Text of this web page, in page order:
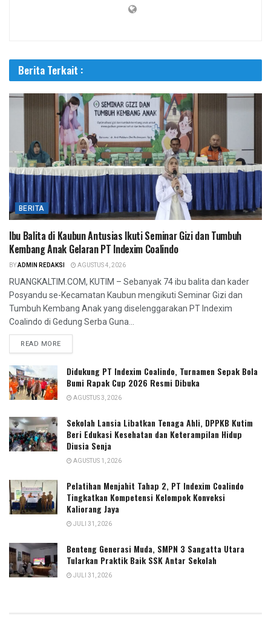
Berita Terkait :
BERITA
Ibu Balita di Kaubun Antusias Ikuti Seminar Gizi dan Tumbuh
Kembang Anak Gelaran PT Indexim Coalindo
BYADMIN REDAKSI AGUSTUS 4, 2026
RUANGKALTIM.COM, KUTIM – Sebanyak 74 ibu balita dan kader
Posyandu se-Kecamatan Kaubun mengikuti Seminar Gizi dan
Tumbuh Kembang Anak yang diselenggarakan PT Indexim
Coalindo di Gedung Serba Guna...
READ MORE
Didukung PT Indexim Coalindo, Turnamen Sepak Bola
Bumi Rapak Cup 2026 Resmi Dibuka
AGUSTUS 3, 2026
Sekolah Lansia Libatkan Tenaga Ahli, DPPKB Kutim
Beri Edukasi Kesehatan dan Keterampilan Hidup
Diusia Senja
AGUSTUS 1, 2026
Pelatihan Menjahit Tahap 2, PT Indexim Coalindo
Tingkatkan Kompetensi Kelompok Konveksi
Kaliorang Jaya
JULI 31, 2026
Benteng Generasi Muda, SMPN 3 Sangatta Utara
Tularkan Praktik Baik SSK Antar Sekolah
JULI 31, 2026